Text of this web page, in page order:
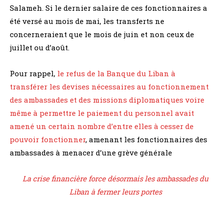
Salameh. Si le dernier salaire de ces fonctionnaires a
été versé au mois de mai, les transferts ne
concerneraient que le mois de juin et non ceux de
juillet ou d’août.
Pour rappel, le refus de la Banque du Liban à
transférer les devises nécessaires au fonctionnement
des ambassades et des missions diplomatiques voire
même à permettre le paiement du personnel avait
amené un certain nombre d’entre elles à cesser de
pouvoir fonctionner, amenant les fonctionnaires des
ambassades à menacer d’une grève générale
La crise financière force désormais les ambassades du
Liban à fermer leurs portes